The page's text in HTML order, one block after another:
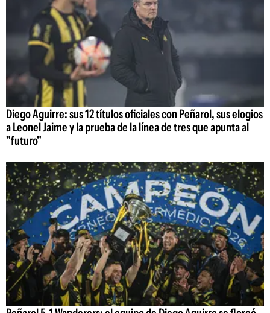
Diego Aguirre: sus 12 títulos oficiales con Peñarol, sus elogios
a Leonel Jaime y la prueba de la línea de tres que apunta al
"futuro"